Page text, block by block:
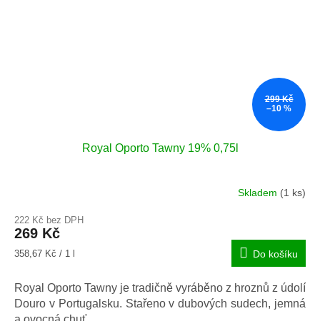
299 Kč
–10 %
Royal Oporto Tawny 19% 0,75l
produktu
je
4,8
hvězdiček.
Skladem (1 ks)
222 Kč bez DPH
269 Kč
Měrná
358,67 Kč / 1 l Do košíku
Royal Oporto Tawny je tradičně vyráběno z hroznů z údolí
Douro v Portugalsku. Stařeno v dubových sudech, jemná